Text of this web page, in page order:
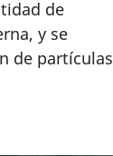
de
y se
de partículas